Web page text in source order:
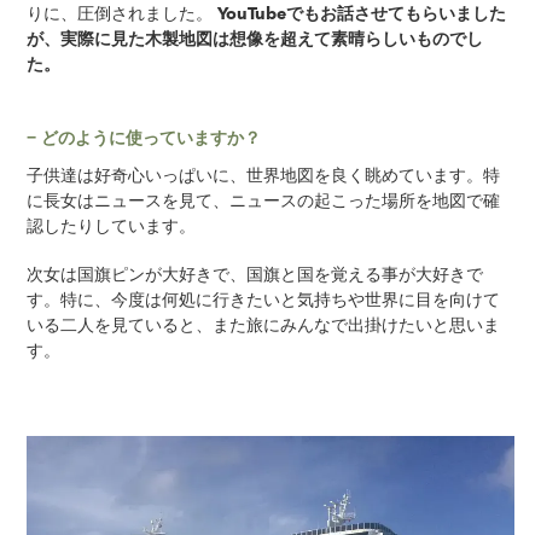
りに、圧倒されました。 YouTubeでもお話させてもらいました
が、実際に見た木製地図は想像を超えて素晴らしいものでし
た。
− どのように使っていますか？
子供達は好奇心いっぱいに、世界地図を良く眺めています。特
に長女はニュースを見て、ニュースの起こった場所を地図で確
認したりしています。
次女は国旗ピンが大好きで、国旗と国を覚える事が大好きで
す。特に、今度は何処に行きたいと気持ちや世界に目を向けて
いる二人を見ていると、また旅にみんなで出掛けたいと思いま
す。